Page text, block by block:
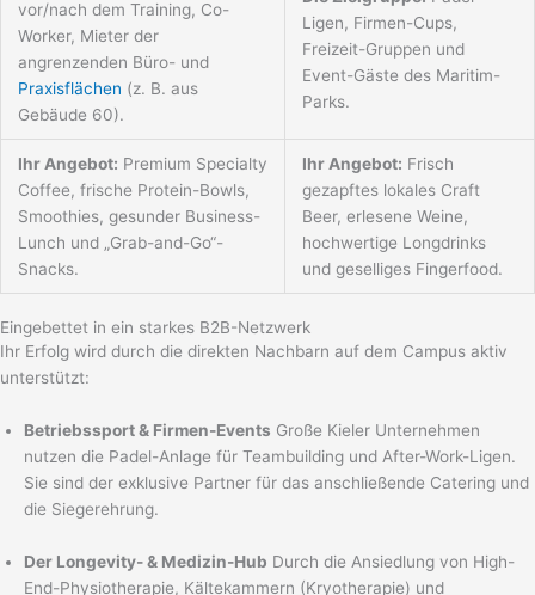
vor/nach dem Training, Co-
Worker, Mieter der
angrenzenden Büro- und
Praxisflächen (z. B. aus
Gebäude 60).
Ligen, Firmen-Cups,
Freizeit-Gruppen und
Event-Gäste des Maritim-
Parks.
Ihr Angebot: Premium Specialty
Coffee, frische Protein-Bowls,
Smoothies, gesunder Business-
Lunch und „Grab-and-Go“-
Snacks.
Ihr Angebot: Frisch
gezapftes lokales Craft
Beer, erlesene Weine,
hochwertige Longdrinks
und geselliges Fingerfood.
Eingebettet in ein starkes B2B-Netzwerk
Ihr Erfolg wird durch die direkten Nachbarn auf dem Campus aktiv
unterstützt:
Betriebssport & Firmen-Events Große Kieler Unternehmen
nutzen die Padel-Anlage für Teambuilding und After-Work-Ligen.
Sie sind der exklusive Partner für das anschließende Catering und
die Siegerehrung.
Der Longevity- & Medizin-Hub Durch die Ansiedlung von High-
End-Physiotherapie, Kältekammern (Kryotherapie) und